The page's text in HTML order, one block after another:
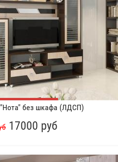
"Нота" без шкафа (ЛДСП)
17000 руб